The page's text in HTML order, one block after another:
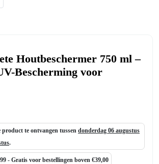
Houtbeschermer 750 ml –
Bescherming voor
product te ontvangen tussen donderdag 06 augustus
.
- Gratis voor bestellingen boven €39,00